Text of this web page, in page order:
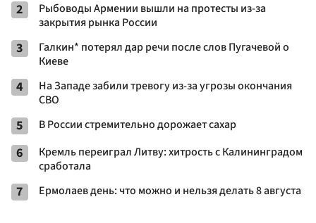
2
Рыбоводы Армении вышли на протесты из-за
закрытия рынка России
3
Галкин* потерял дар речи после слов Пугачевой о
Киеве
4
На Западе забили тревогу из-за угрозы окончания
СВО
5 В России стремительно дорожает сахар
6
Кремль переиграл Литву: хитрость с Калининградом
сработала
7 Ермолаев день: что можно и нельзя делать 8 августа